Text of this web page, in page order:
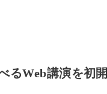
るWeb講演を初